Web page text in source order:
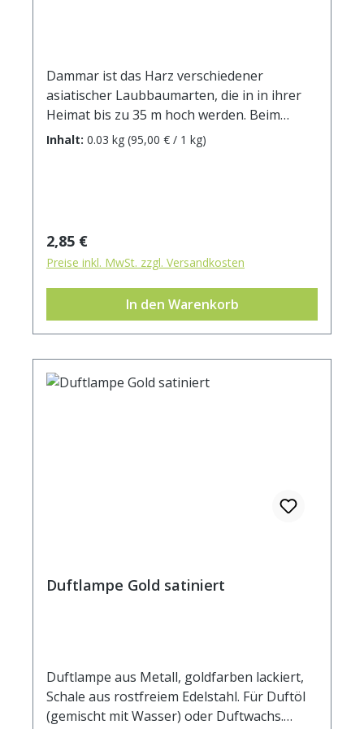
Dammar ist das Harz verschiedener
asiatischer Laubbaumarten, die in in ihrer
Heimat bis zu 35 m hoch werden. Beim
Verbrennen entfaltet sich ein zitronig
frischer Duft mit erdigen Nuancen. Es wird
traditionsreichen Überlieferungen wirkt das
Räucherharz stimmungsaufhellend und hilft
bei Schwermut, Melancholie und
Traurigkeit. Dammar unterstützt beim
Reinigen von negativen Gedanken und soll
die Konzentration fördern. Besonders
Schutzräucherungen.
Inhalt: 0.03 kg (95,00 € / 1 kg)
Regulärer Preis:
2,85 €
Preise inkl. MwSt. zzgl. Versandkosten
In den Warenkorb
Duftlampe Gold satiniert
Duftlampe aus Metall, goldfarben lackiert,
Schale aus rostfreiem Edelstahl. Für Duftöl
(gemischt mit Wasser) oder Duftwachs.